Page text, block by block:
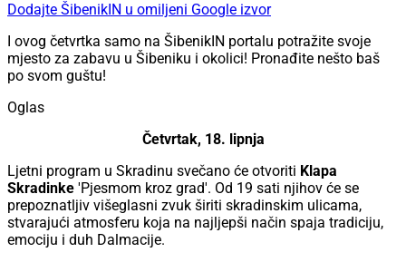
Dodajte ŠibenikIN u omiljeni Google izvor
I ovog četvrtka samo na ŠibenikIN portalu potražite svoje
mjesto za zabavu u Šibeniku i okolici! Pronađite nešto baš
po svom guštu!
Oglas
Četvrtak, 18. lipnja
Ljetni program u Skradinu svečano će otvoriti Klapa
Skradinke 'Pjesmom kroz grad'. Od 19 sati njihov će se
prepoznatljiv višeglasni zvuk širiti skradinskim ulicama,
stvarajući atmosferu koja na najljepši način spaja tradiciju,
emociju i duh Dalmacije.